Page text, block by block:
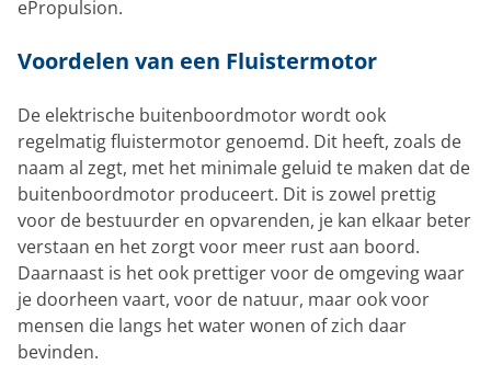
ePropulsion.
Voordelen van een Fluistermotor
De elektrische buitenboordmotor wordt ook
regelmatig fluistermotor genoemd. Dit heeft, zoals de
naam al zegt, met het minimale geluid te maken dat de
buitenboordmotor produceert. Dit is zowel prettig
voor de bestuurder en opvarenden, je kan elkaar beter
verstaan en het zorgt voor meer rust aan boord.
Daarnaast is het ook prettiger voor de omgeving waar
je doorheen vaart, voor de natuur, maar ook voor
mensen die langs het water wonen of zich daar
bevinden.